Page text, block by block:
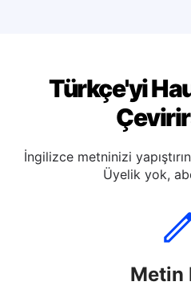
Türkçe'yi
Üyelik yok,